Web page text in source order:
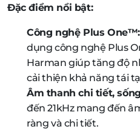
Đặc điểm nổi bật:
Công nghệ Plus One™:
dụng công nghệ Plus
Harman giúp tăng độ
cải thiện khả năng tái
Âm thanh chi tiết,
đến 21kHz mang đến
ràng và chi tiết.